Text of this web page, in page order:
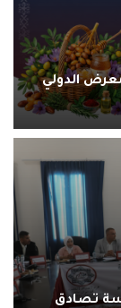
لاحتضان الدورة 12 للمعرض الدولي
تصادق